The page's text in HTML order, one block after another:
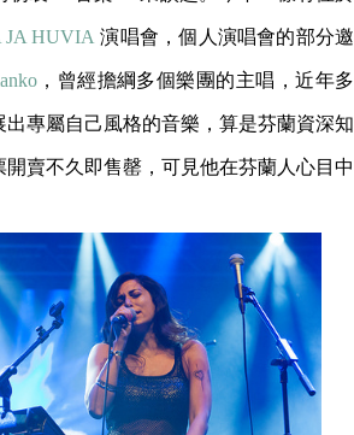
JA HUVIA 演唱會，個人演唱會的部分邀
，曾經擔綱多個樂團的主唱，近年多
出專屬自己風格的音樂，算是芬蘭資深知
賣不久即售罄，可見他在芬蘭人心目中